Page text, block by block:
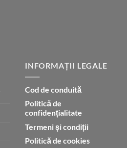
INFORMAȚII LEGALE
Cod de conduită
Politică de
confidențialitate
Termeni și condiții
Politică de cookies